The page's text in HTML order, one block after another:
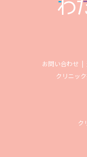
お問い合わせ
クリニッ
ク